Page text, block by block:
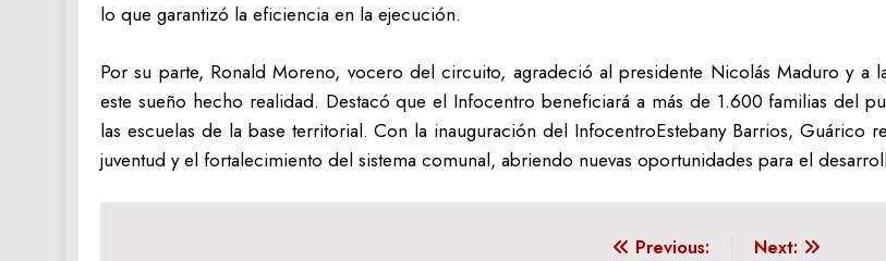
lo que garantizó la eficiencia en la ejecución.
Por su parte, Ronald Moreno, vocero del circuito, agradeció al presidente Nicolás Maduro y a
este sueño hecho realidad. Destacó que el Infocentro beneficiará a más de 1.600 familias del
las escuelas de la base territorial. Con la inauguración del InfocentroEstebany Barrios,
juventud y el fortalecimiento del sistema comunal, abriendo nuevas oportunidades para el
Previous:
Next: